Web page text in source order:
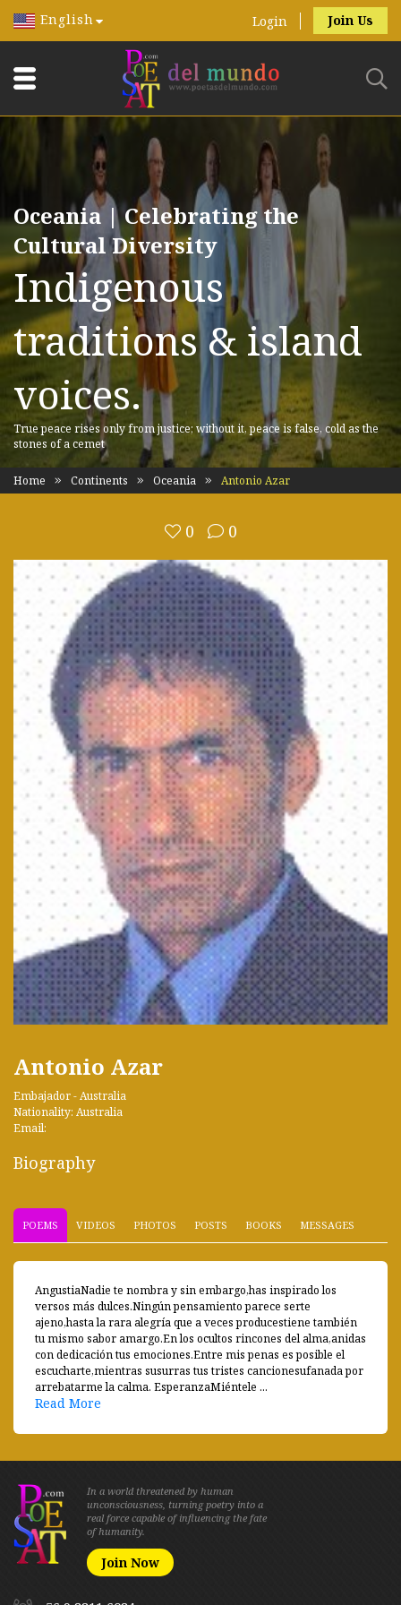
English Login Join Us
Oceania | Celebrating the
Cultural Diversity
Indigenous
traditions & island
voices.
True peace rises only from justice; without it, peace is false, cold as the
stones of a cemet
Home Continents Oceania Antonio Azar
0 0
Antonio Azar
Embajador - Australia
Nationality: Australia
Email:
Biography
POEMS VIDEOS PHOTOS POSTS BOOKS MESSAGES
AngustiaNadie te nombra y sin embargo,has inspirado los
versos más dulces.Ningún pensamiento parece serte
ajeno,hasta la rara alegría que a veces producestiene también
tu mismo sabor amargo.En los ocultos rincones del alma,anidas
con dedicación tus emociones.Entre mis penas es posible el
escucharte,mientras susurras tus tristes cancionesufanada por
arrebatarme la calma. EsperanzaMiéntele ...
Read More
In a world threatened by human
unconsciousness, turning poetry into a
real force capable of influencing the fate
of humanity.
Join Now